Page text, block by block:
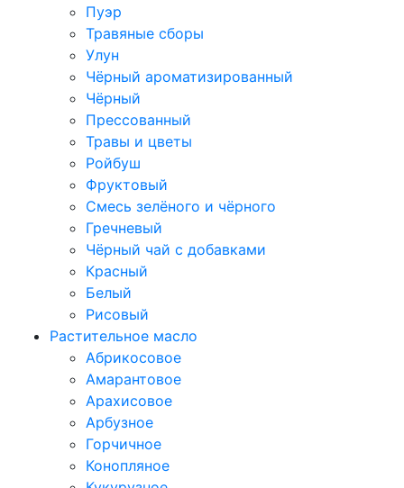
Пуэр
Травяные сборы
Улун
Чёрный ароматизированный
Чёрный
Прессованный
Травы и цветы
Ройбуш
Фруктовый
Смесь зелёного и чёрного
Гречневый
Чёрный чай с добавками
Красный
Белый
Рисовый
Растительное масло
Абрикосовое
Амарантовое
Арахисовое
Арбузное
Горчичное
Конопляное